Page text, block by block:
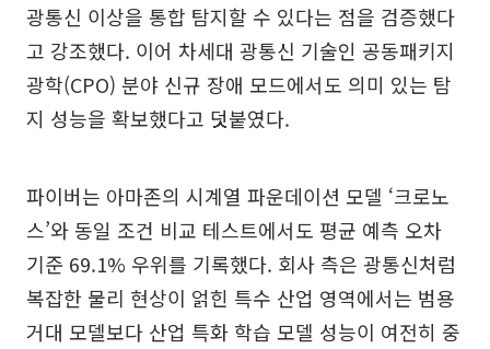
광통신 이상을 통합 탐지할 수 있다는 점을 검증했다
고 강조했다. 이어 차세대 광통신 기술인 공동패키지
광학(CPO) 분야 신규 장애 모드에서도 의미 있는 탐
지 성능을 확보했다고 덧붙였다.
파이버는 아마존의 시계열 파운데이션 모델 ‘크로노
스’와 동일 조건 비교 테스트에서도 평균 예측 오차
기준 69.1% 우위를 기록했다. 회사 측은 광통신처럼
복잡한 물리 현상이 얽힌 특수 산업 영역에서는 범용
거대 모델보다 산업 특화 학습 모델 성능이 여전히 중